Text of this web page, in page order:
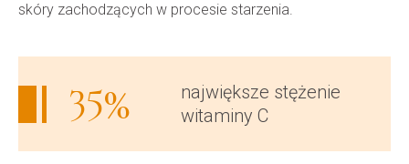
skóry zachodzących w procesie starzenia.
35%
największe stężenie
witaminy C